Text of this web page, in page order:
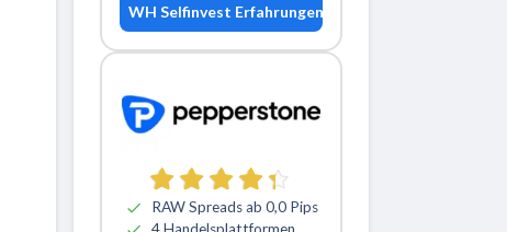
WH Selfinvest Erfahrungen
RAW Spreads ab 0,0 Pips